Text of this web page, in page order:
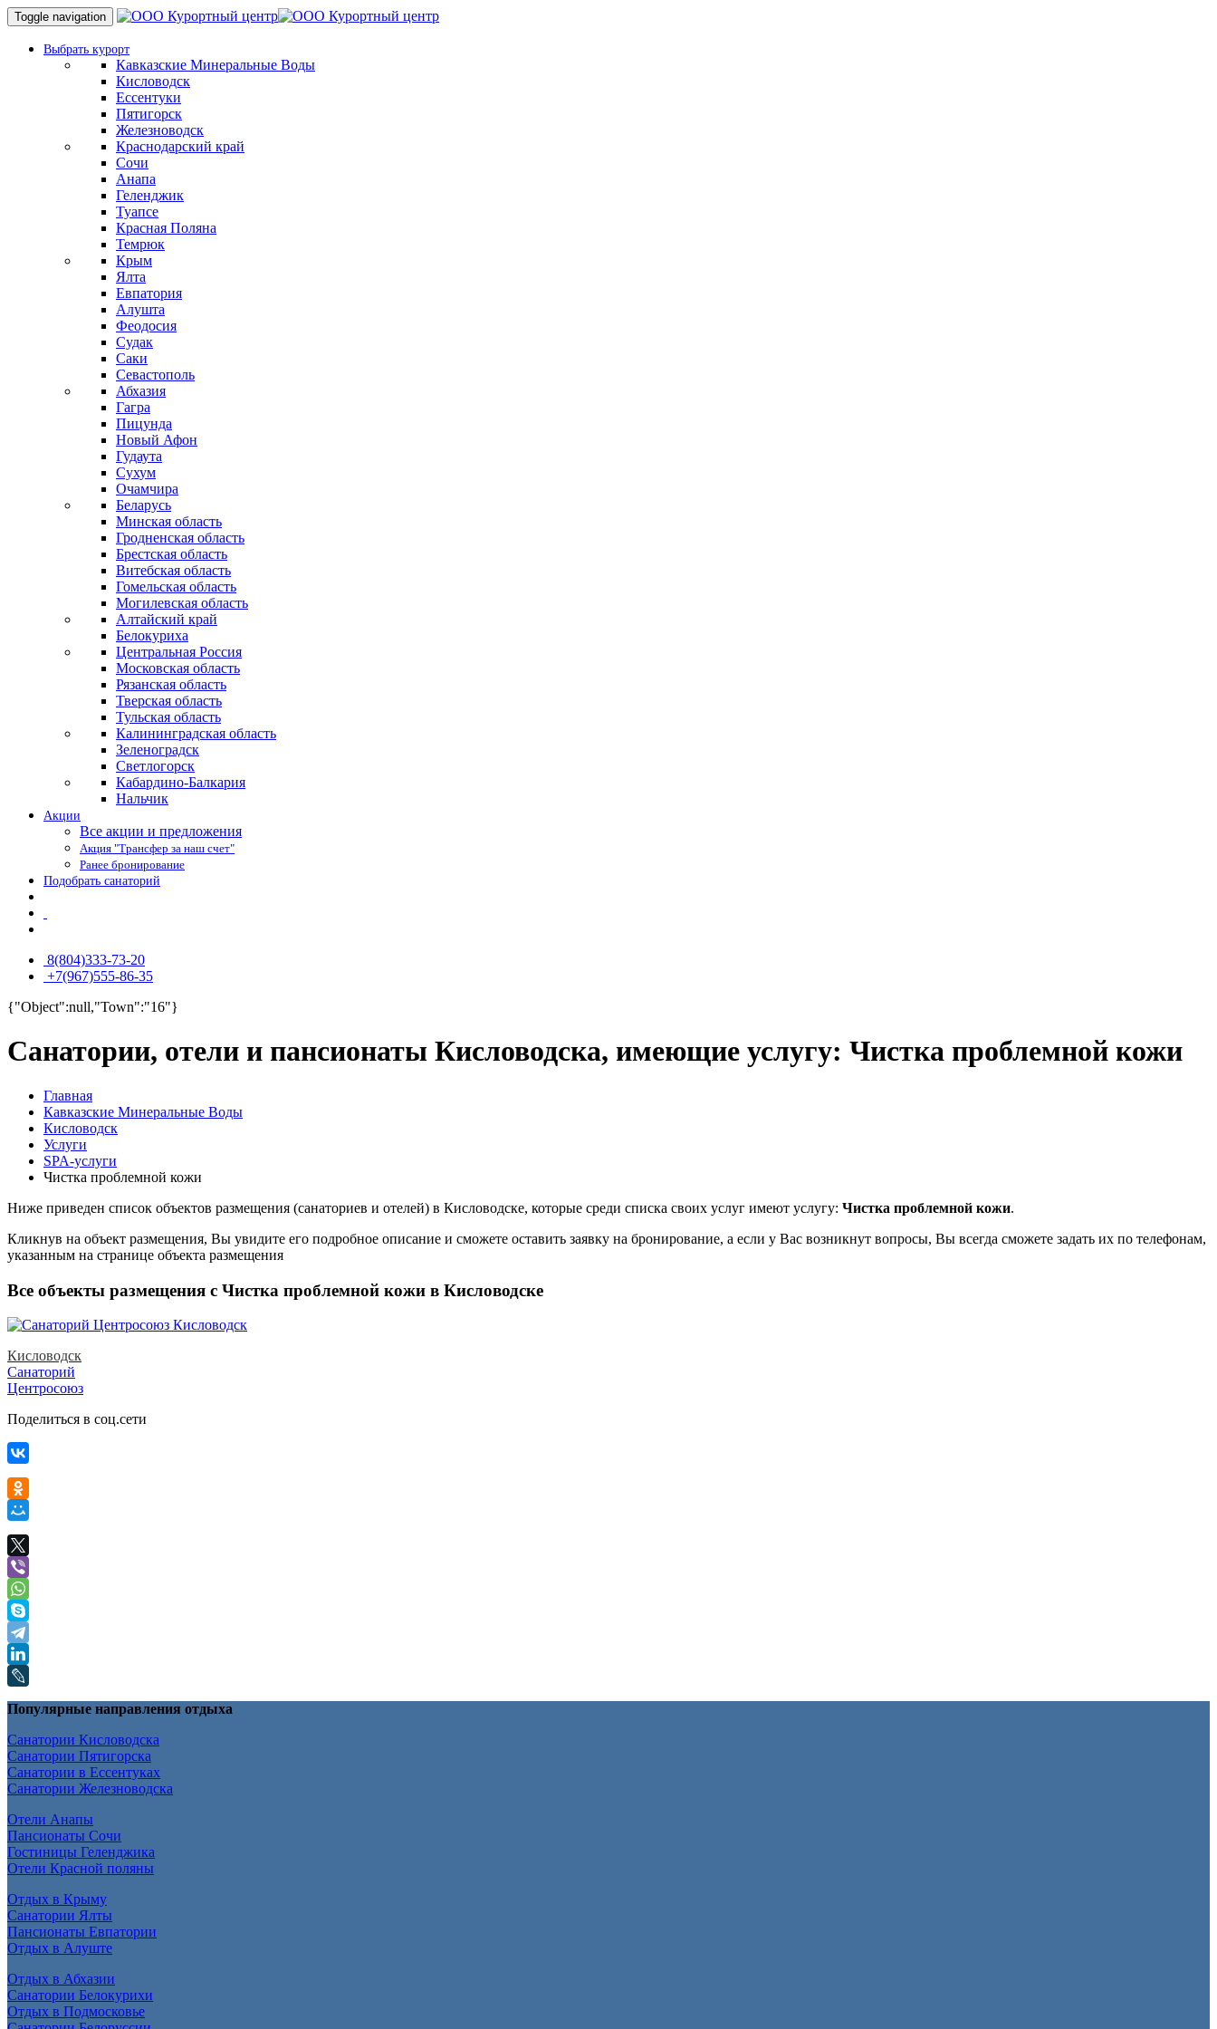
Toggle navigation
Выбрать курорт
Кавказские Минеральные Воды
Кисловодск
Ессентуки
Пятигорск
Железноводск
Краснодарский край
Сочи
Анапа
Геленджик
Туапсе
Красная Поляна
Темрюк
Крым
Ялта
Евпатория
Алушта
Феодосия
Судак
Саки
Севастополь
Абхазия
Гагра
Пицунда
Новый Афон
Гудаута
Сухум
Очамчира
Беларусь
Минская область
Гродненская область
Брестская область
Витебская область
Гомельская область
Могилевская область
Алтайский край
Белокуриха
Центральная Россия
Московская область
Рязанская область
Тверская область
Тульская область
Калининградская область
Зеленоградск
Светлогорск
Кабардино-Балкария
Нальчик
Акции
Все акции и предложения
Акция "Трансфер за наш счет"
Ранее бронирование
Подобрать санаторий
8(804)333-73-20
+7(967)555-86-35
{"Object":null,"Town":"16"}
Санатории, отели и пансионаты Кисловодска, имеющие услугу: Чистка проблемной кожи
Главная
Кавказские Минеральные Воды
Кисловодск
Услуги
SPA-услуги
Чистка проблемной кожи
Ниже приведен список объектов размещения (санаториев и отелей) в Кисловодске, которые среди списка своих услуг имеют услугу: Чистка проблемной кожи.
Кликнув на объект размещения, Вы увидите его подробное описание и сможете оставить заявку на бронирование, а если у Вас возникнут вопросы, Вы всегда сможете задать их по телефонам,
указанным на странице объекта размещения
Все объекты размещения с Чистка проблемной кожи в Кисловодске
Кисловодск
Санаторий
Центросоюз
Поделиться в соц.сети
Популярные направления отдыха
Санатории Кисловодска
Санатории Пятигорска
Санатории в Ессентуках
Санатории Железноводска
Отели Анапы
Пансионаты Сочи
Гостиницы Геленджика
Отели Красной поляны
Отдых в Крыму
Санатории Ялты
Пансионаты Евпатории
Отдых в Алуште
Отдых в Абхазии
Санатории Белокурихи
Отдых в Подмосковье